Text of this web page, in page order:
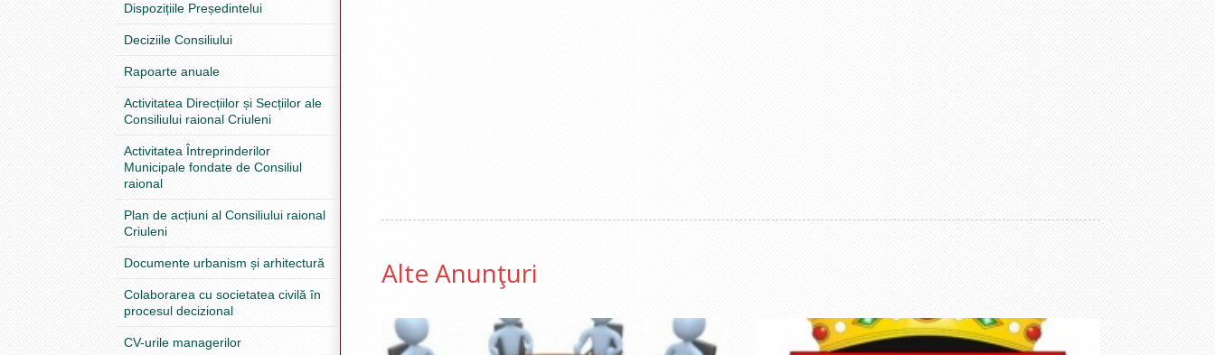
Dispozițiile Președintelui
Deciziile Consiliului
Rapoarte anuale
Activitatea Direcțiilor și Secțiilor ale
Consiliului raional Criuleni
Activitatea Întreprinderilor
Municipale fondate de Consiliul
raional
Plan de acțiuni al Consiliului raional
Criuleni
Documente urbanism și arhitectură
Colaborarea cu societatea civilă în
procesul decizional
CV-urile managerilor
Alte Anunţuri